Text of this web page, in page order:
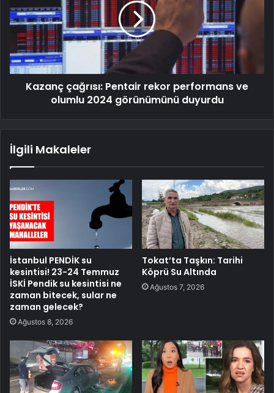
Kazanç çağrısı: Pentair rekor performans ve
olumlu 2024 görünümünü duyurdu
İlgili Makaleler
İstanbul PENDİK su
kesintisi! 23-24 Temmuz
İSKİ Pendik su kesintisi ne
zaman bitecek, sular ne
zaman gelecek?
Ağustos 8, 2026
Tokat’ta Taşkın: Tarihi
Köprü Su Altında
Ağustos 7, 2026